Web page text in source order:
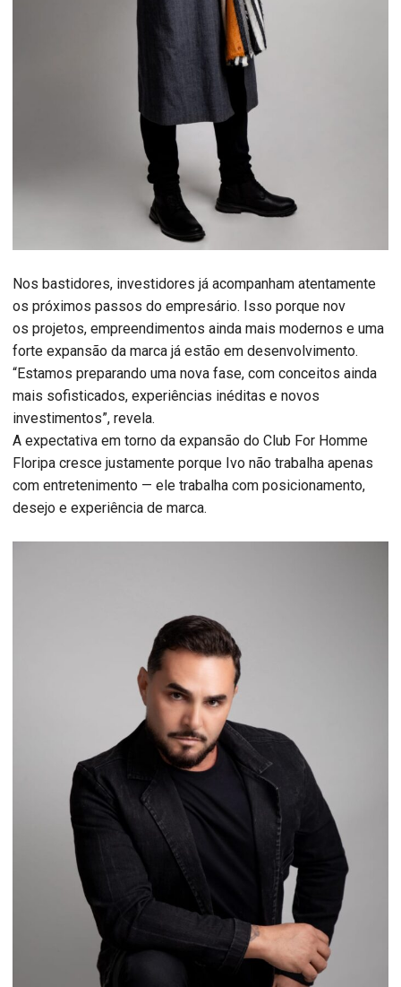
Nos bastidores, investidores já acompanham atentamente
os próximos passos do empresário. Isso porque nov
os projetos, empreendimentos ainda mais modernos e uma
forte expansão da marca já estão em desenvolvimento.
“Estamos preparando uma nova fase, com conceitos ainda
mais sofisticados, experiências inéditas e novos
investimentos”, revela.
A expectativa em torno da expansão do Club For Homme
Floripa cresce justamente porque Ivo não trabalha apenas
com entretenimento — ele trabalha com posicionamento,
desejo e experiência de marca.